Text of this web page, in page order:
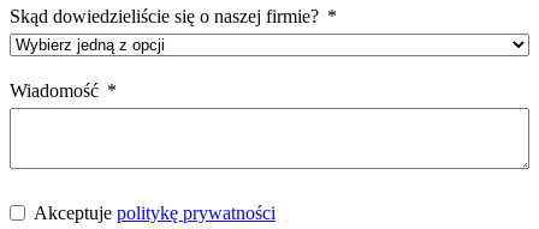
Skąd dowiedzieliście się o naszej firmie?
Wiadomość
Akceptuje politykę prywatności